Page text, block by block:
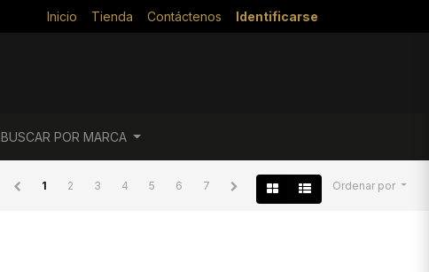
Inicio Tienda Contáctenos Identificarse
BUSCAR POR MARCA
1 2 3 4 5 6 7 Ordenar por